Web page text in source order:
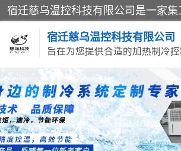
宿迁慈乌温控科技有限公司
旨在为您提供合适的加热制冷
冷水机 模温机
导热油加热器